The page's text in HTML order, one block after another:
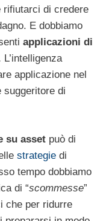
rifiutarci di credere
E dobbiamo
applicazioni di
applicazione nel
suggeritore di
su asset può di
strategie di
tempo dobbiamo
di “scommesse”
che per ridurre